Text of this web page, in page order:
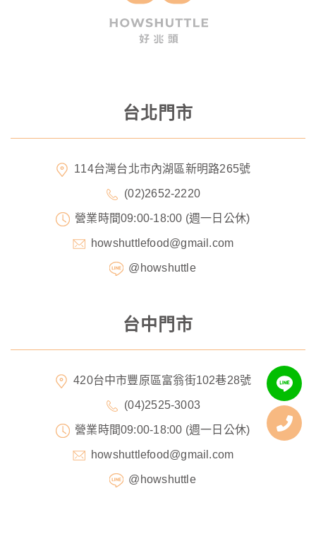
台北門市
114台灣台北市內湖區新明路265號
(02)2652-2220
營業時間09:00-18:00 (週一日公休)
howshuttlefood@gmail.com
@howshuttle
台中門市
420台中市豐原區富翁街102巷28號
(04)2525-3003
營業時間09:00-18:00 (週一日公休)
howshuttlefood@gmail.com
@howshuttle